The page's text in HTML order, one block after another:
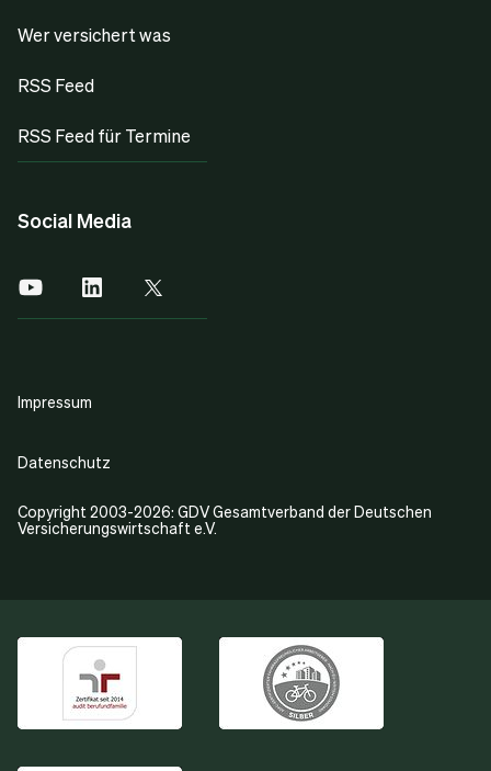
Wer versichert was
RSS Feed
RSS Feed für Termine
Social Media
Copyright 2003-2026: GDV Gesamtverband der Deutschen
Versicherungswirtschaft e.V.
Impressum
Datenschutz